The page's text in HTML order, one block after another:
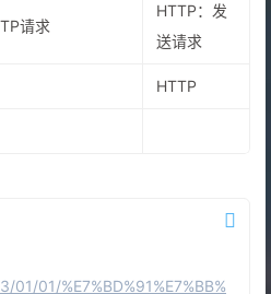
请求
HTTP：发
送请求
HTTP
01/%E7%BD%91%E7%BB%